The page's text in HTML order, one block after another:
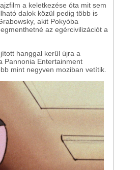
a keletkezése óta mit sem
dalok közül pedig több is
akit Pokyóba
az egércivilizációt a
hanggal kerül újra a
Pannonia Entertainment
mint negyven moziban vetítik.